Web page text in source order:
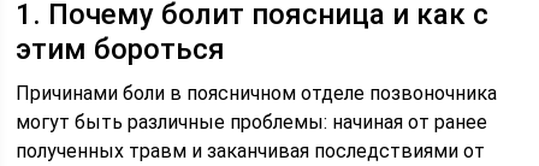
1. Почему болит поясница и как с
этим бороться
Причинами боли в поясничном отделе позвоночника
могут быть различные проблемы: начиная от ранее
полученных травм и заканчивая последствиями от